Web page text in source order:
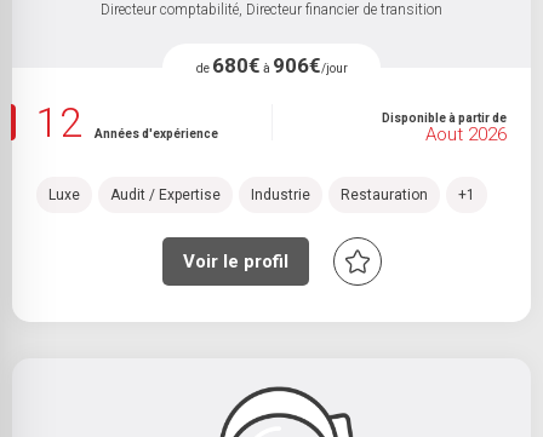
Directeur comptabilité, Directeur financier de transition
de 680€ à 906€/jour
12 Années d'expérience
Disponible à partir de
Aout 2026
Luxe Audit / Expertise Industrie Restauration +1
Voir le profil